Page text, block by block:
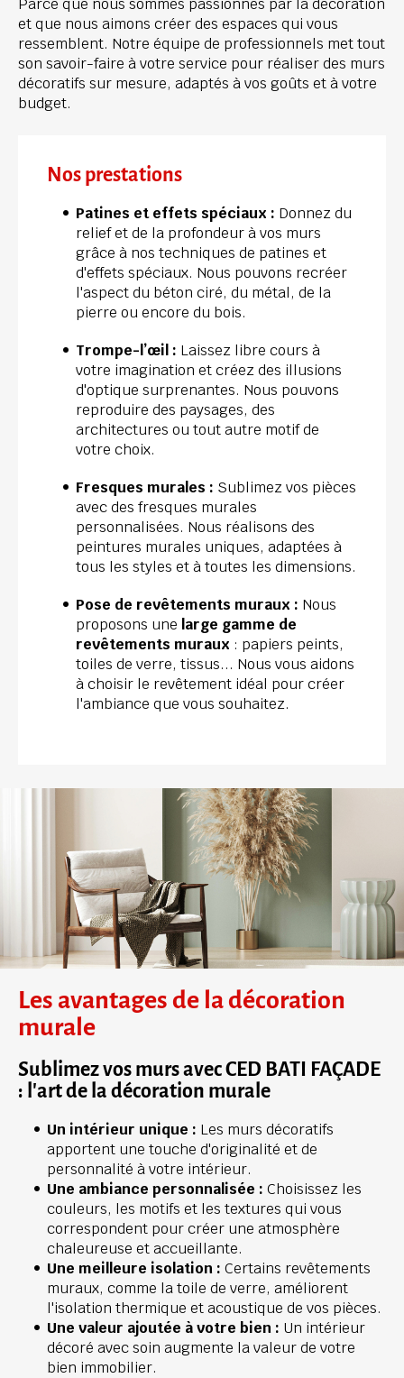
Parce que nous sommes passionnés par la décoration
et que nous aimons créer des espaces qui vous
ressemblent. Notre équipe de professionnels met tout
son savoir-faire à votre service pour réaliser des murs
décoratifs sur mesure, adaptés à vos goûts et à votre
budget.
Nos prestations
Patines et effets spéciaux : Donnez du
relief et de la profondeur à vos murs
grâce à nos techniques de patines et
d'effets spéciaux. Nous pouvons recréer
l'aspect du béton ciré, du métal, de la
pierre ou encore du bois.
Trompe-l’œil : Laissez libre cours à
votre imagination et créez des illusions
d'optique surprenantes. Nous pouvons
reproduire des paysages, des
architectures ou tout autre motif de
votre choix.
Fresques murales : Sublimez vos pièces
avec des fresques murales
personnalisées. Nous réalisons des
peintures murales uniques, adaptées à
tous les styles et à toutes les dimensions.
Pose de revêtements muraux : Nous
proposons une large gamme de
revêtements muraux : papiers peints,
toiles de verre, tissus... Nous vous aidons
à choisir le revêtement idéal pour créer
l'ambiance que vous souhaitez.
Les avantages de la décoration
murale
Sublimez vos murs avec CED BATI FAÇADE
: l'art de la décoration murale
Un intérieur unique : Les murs décoratifs
apportent une touche d'originalité et de
personnalité à votre intérieur.
Une ambiance personnalisée : Choisissez les
couleurs, les motifs et les textures qui vous
correspondent pour créer une atmosphère
chaleureuse et accueillante.
Une meilleure isolation : Certains revêtements
muraux, comme la toile de verre, améliorent
l'isolation thermique et acoustique de vos pièces.
Une valeur ajoutée à votre bien : Un intérieur
décoré avec soin augmente la valeur de votre
bien immobilier.